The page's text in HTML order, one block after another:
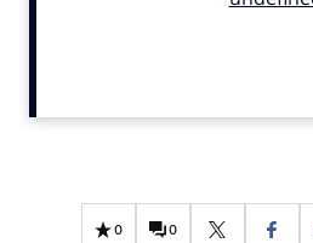
Design
0 0